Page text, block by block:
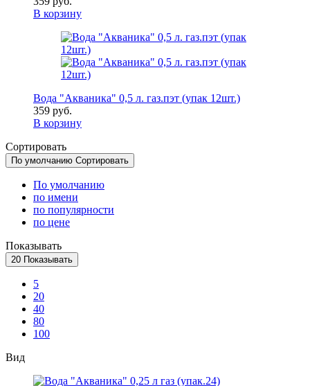
В корзину
Вода "Акваника" 0,5 л. газ.пэт (упак 12шт.)
359 руб.
В корзину
Сортировать
По умолчанию Сортировать
По умолчанию
по имени
по популярности
по цене
Показывать
20 Показывать
5
20
40
80
100
Вид